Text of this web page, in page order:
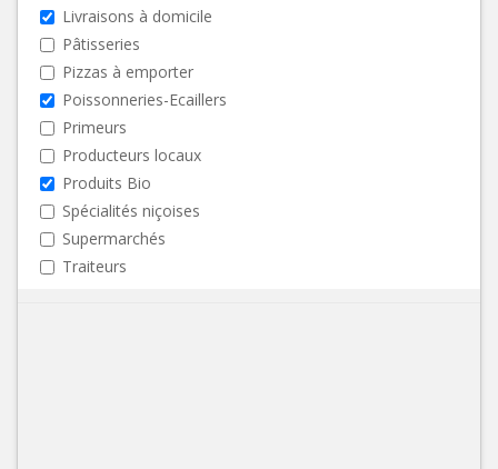
Livraisons à domicile
Pâtisseries
Pizzas à emporter
Poissonneries-Ecaillers
Primeurs
Producteurs locaux
Produits Bio
Spécialités niçoises
Supermarchés
Traiteurs